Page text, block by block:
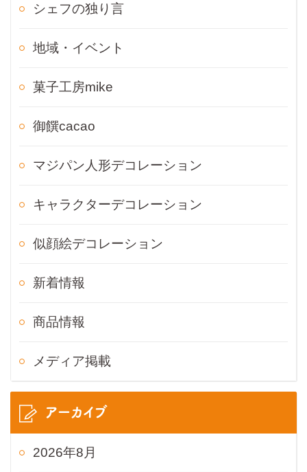
シェフの独り言
地域・イベント
菓子工房mike
御饌cacao
マジパン人形デコレーション
キャラクターデコレーション
似顔絵デコレーション
新着情報
商品情報
メディア掲載
アーカイブ
2026年8月